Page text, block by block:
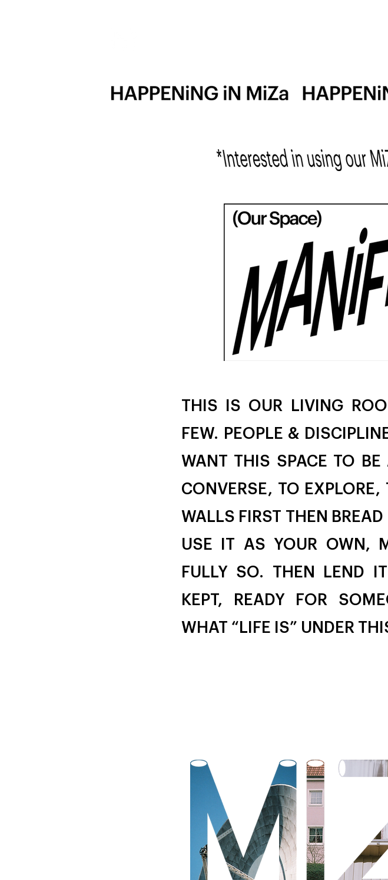
THIS IS OUR LIVING
FEW. PEOPLE &
WANT THIS SPACE TO
CONVERSE, TO EXPLORE,
WALLS FIRST THEN
USE IT AS YOUR OWN,
FULLY SO. THEN LEND
KEPT, READY FOR
WHAT “LIFE IS” UNDER